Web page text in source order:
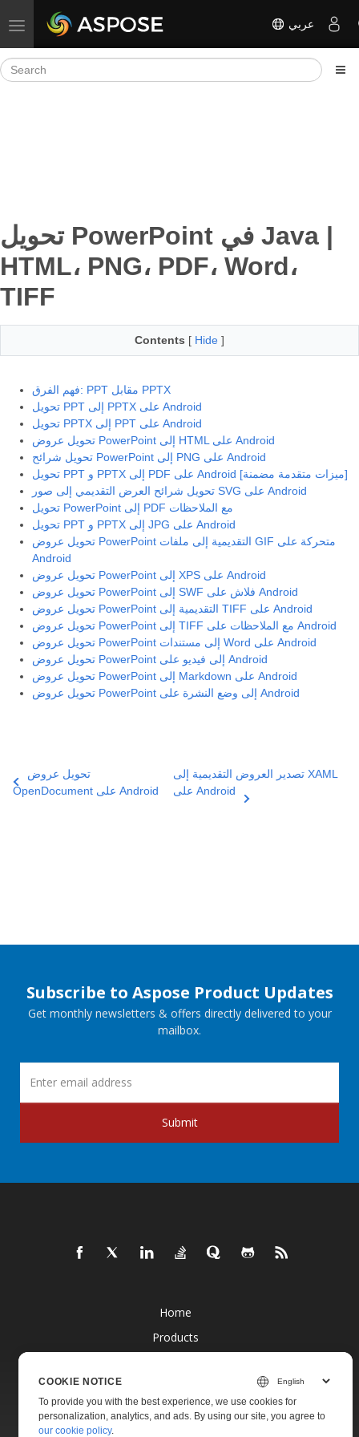
Toggle navigation عربي
تحويل PowerPoint في Java |
HTML، PNG، PDF، Word،
TIFF
Contents [ Hide ]
فهم الفرق: PPT مقابل PPTX
تحويل PPT إلى PPTX على Android
تحويل PPTX إلى PPT على Android
تحويل عروض PowerPoint إلى HTML على Android
تحويل شرائح PowerPoint إلى PNG على Android
تحويل PPT و PPTX إلى PDF على Android [ميزات متقدمة مضمنة]
تحويل شرائح العرض التقديمي إلى صور SVG على Android
تحويل PowerPoint إلى PDF مع الملاحظات
تحويل PPT و PPTX إلى JPG على Android
تحويل عروض PowerPoint التقديمية إلى ملفات GIF متحركة على
Android
تحويل عروض PowerPoint إلى XPS على Android
تحويل عروض PowerPoint إلى SWF فلاش على Android
تحويل عروض PowerPoint التقديمية إلى TIFF على Android
تحويل عروض PowerPoint إلى TIFF مع الملاحظات على Android
تحويل عروض PowerPoint إلى مستندات Word على Android
تحويل عروض PowerPoint إلى فيديو على Android
تحويل عروض PowerPoint إلى Markdown على Android
تحويل عروض PowerPoint إلى وضع النشرة على Android
تحويل عروض
OpenDocument على Android
تصدير العروض التقديمية إلى XAML
على Android
Subscribe to Aspose Product Updates
Get monthly newsletters & offers directly delivered to your
mailbox.
Submit
Home
Products
Docs
COOKIE NOTICE
To provide you with the best experience, we use cookies for
personalization, analytics, and ads. By using our site, you agree to
our cookie policy.